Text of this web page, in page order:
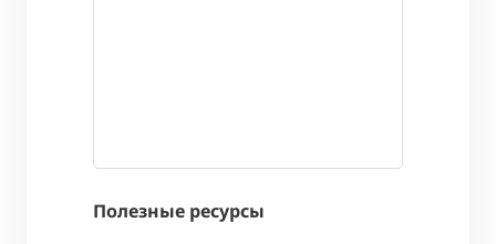
Полезные ресурсы